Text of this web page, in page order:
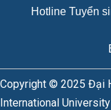
Hotline Tuyển
Copyright © 2025 Đại
International University